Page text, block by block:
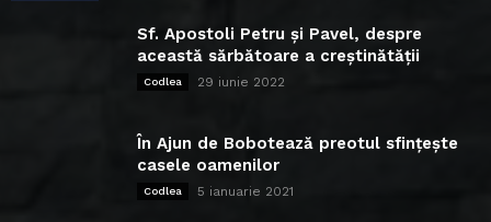
Sf. Apostoli Petru și Pavel, despre
această sărbătoare a creștinătății
Codlea 29 iunie 2022
În Ajun de Bobotează preotul sfințește
casele oamenilor
Codlea 5 ianuarie 2021